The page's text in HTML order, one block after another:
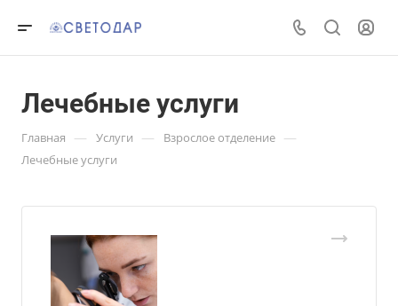
Лечебные услуги
Главная — Услуги — Взрослое отделение —
Лечебные услуги